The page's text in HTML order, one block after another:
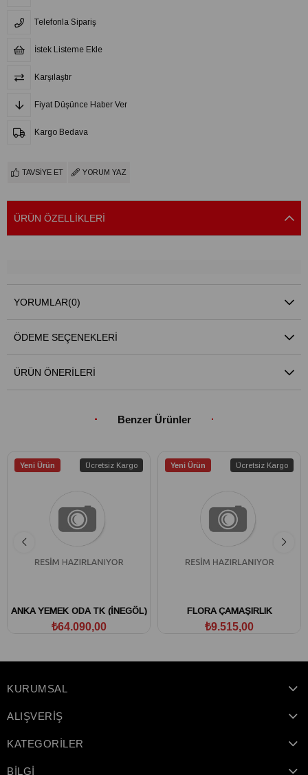
Telefonla Sipariş
İstek Listeme Ekle
Karşılaştır
Fiyat Düşünce Haber Ver
Kargo Bedava
TAVSIYE ET YORUM YAZ
ÜRÜN ÖZELLIKLERI
YORUMLAR(0)
ÖDEME SEÇENEKLERI
ÜRÜN ÖNERILERI
Benzer Ürünler
Yeni Ürün Ücretsiz Kargo
ANKA YEMEK ODA TK (İNEGÖL)
₺64.090,00
Yeni Ürün Ücretsiz Kargo
FLORA ÇAMAŞIRLIK
₺9.515,00
KURUMSAL
ALIŞVERİŞ
KATEGORİLER
BİLGİ